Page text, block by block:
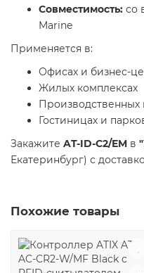
Совместимость: со
Marine
Применяется в:
Офисах и бизнес-
Жилых комплексах
Производственных
Гостиницах и
Закажите AT-ID-C2/EM в
Екатеринбург) с
Похожие товары